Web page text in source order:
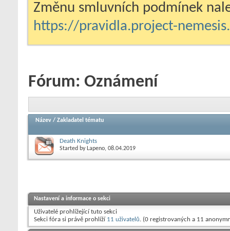
Změnu smluvních podmínek
https://pravidla.project-
Fórum: Oznámení
Název / Zakladatel tématu
Death Knights
Started by Lapeno, 08.04.2019
Nastavení a informace o sekci
Uživatelé prohlížející tuto sekci
Sekci fóra si právě prohlíží 11 uživatelů. (0 registrovaných a 11